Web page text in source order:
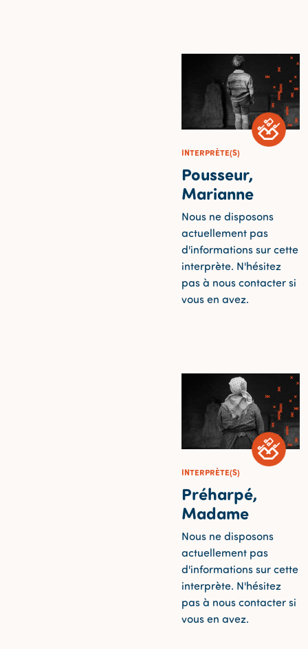
INTERPRÈTE(S)
Pousseur,
Marianne
Nous ne disposons
actuellement pas
d'informations sur cette
interprète. N'hésitez
pas à nous contacter si
vous en avez.
INTERPRÈTE(S)
Préharpé,
Madame
Nous ne disposons
actuellement pas
d'informations sur cette
interprète. N'hésitez
pas à nous contacter si
vous en avez.